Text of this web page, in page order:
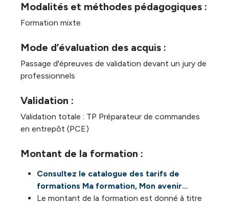
Modalités et méthodes pédagogiques :
Formation mixte
Mode d’évaluation des acquis :
Passage d'épreuves de validation devant un jury de
professionnels
Validation :
Validation totale : TP Préparateur de commandes
en entrepôt (PCE)
Montant de la formation :
Consultez le catalogue des tarifs de
formations Ma formation, Mon avenir...
Le montant de la formation est donné à titre